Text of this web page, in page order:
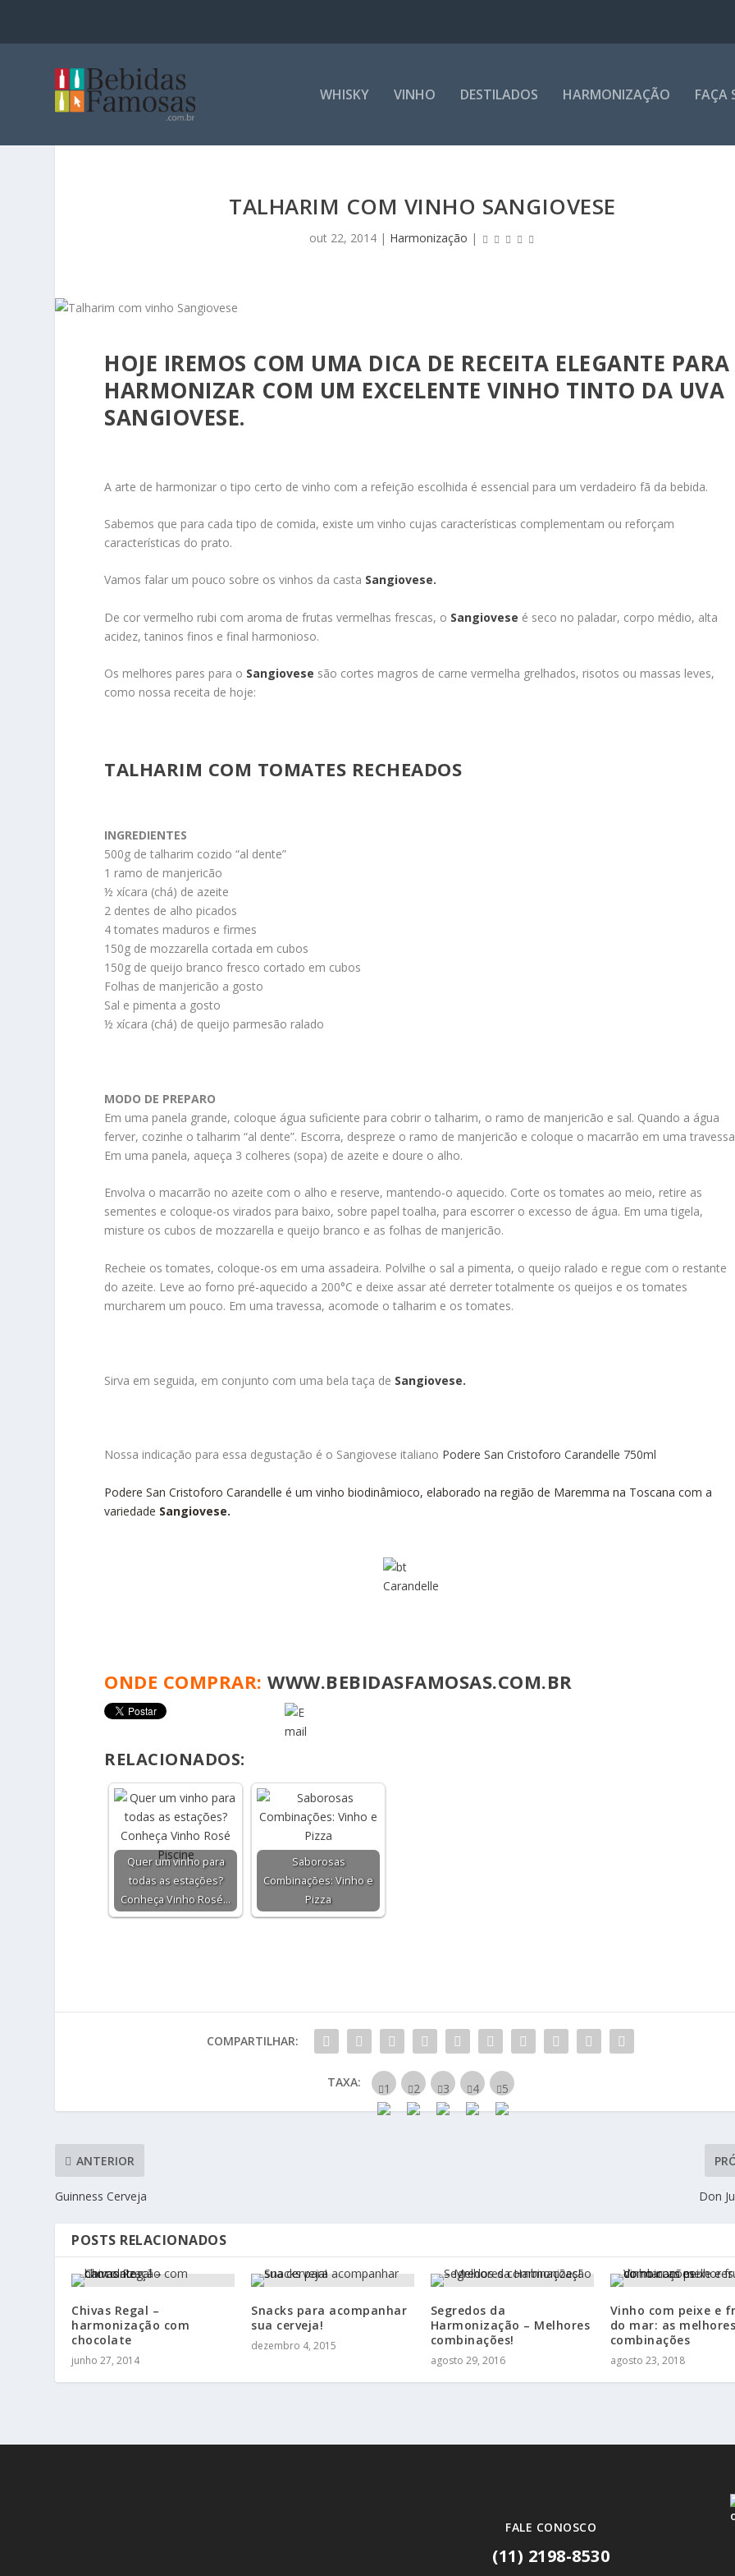
WHISKY VINHO DESTILADOS HARMONIZAÇÃO FAÇA
TALHARIM COM VINHO SANGIOVESE
out 22, 2014 | Harmonização |
HOJE IREMOS COM UMA DICA DE RECEITA ELEGANTE PARA
HARMONIZAR COM UM EXCELENTE VINHO TINTO DA UVA
SANGIOVESE.
A arte de harmonizar o tipo certo de vinho com a refeição escolhida é essencial para um verdadeiro fã da bebida.
Sabemos que para cada tipo de comida, existe um vinho cujas características complementam ou reforçam
características do prato.
Vamos falar um pouco sobre os vinhos da casta Sangiovese.
De cor vermelho rubi com aroma de frutas vermelhas frescas, o Sangiovese é seco no paladar, corpo médio, alta
acidez, taninos finos e final harmonioso.
Os melhores pares para o Sangiovese são cortes magros de carne vermelha grelhados, risotos ou massas leves,
como nossa receita de hoje:
TALHARIM COM TOMATES RECHEADOS
INGREDIENTES
500g de talharim cozido “al dente”
1 ramo de manjericão
½ xícara (chá) de azeite
2 dentes de alho picados
4 tomates maduros e firmes
150g de mozzarella cortada em cubos
150g de queijo branco fresco cortado em cubos
Folhas de manjericão a gosto
Sal e pimenta a gosto
½ xícara (chá) de queijo parmesão ralado
MODO DE PREPARO
Em uma panela grande, coloque água suficiente para cobrir o talharim, o ramo de manjericão e sal. Quando a água
ferver, cozinhe o talharim “al dente”. Escorra, despreze o ramo de manjericão e coloque o macarrão em uma
Em uma panela, aqueça 3 colheres (sopa) de azeite e doure o alho.
Envolva o macarrão no azeite com o alho e reserve, mantendo-o aquecido. Corte os tomates ao meio, retire as
sementes e coloque-os virados para baixo, sobre papel toalha, para escorrer o excesso de água. Em uma tigela,
misture os cubos de mozzarella e queijo branco e as folhas de manjericão.
Recheie os tomates, coloque-os em uma assadeira. Polvilhe o sal a pimenta, o queijo ralado e regue com o restante
do azeite. Leve ao forno pré-aquecido a 200°C e deixe assar até derreter totalmente os queijos e os tomates
murcharem um pouco. Em uma travessa, acomode o talharim e os tomates.
Sirva em seguida, em conjunto com uma bela taça de Sangiovese.
Nossa indicação para essa degustação é o Sangiovese italiano Podere San Cristoforo Carandelle 750ml
Podere San Cristoforo Carandelle é um vinho biodinâmioco, elaborado na região de Maremma na Toscana com a
variedade Sangiovese.
ONDE COMPRAR: WWW.BEBIDASFAMOSAS.COM.BR
RELACIONADOS:
Quer um vinho para
todas as estações?
Conheça Vinho Rosé…
Saborosas
Combinações: Vinho e
Pizza
COMPARTILHAR:
TAXA:
ANTERIOR
Guinness Cerveja Don
POSTS RELACIONADOS
Chivas Regal –
harmonização com
chocolate
junho 27, 2014
Snacks para acompanhar
sua cerveja!
dezembro 4, 2015
Segredos da
Harmonização – Melhores
combinações!
agosto 29, 2016
Vinho com peixe e
do mar: as
combinações
agosto 23, 2018
FALE CONOSCO
(11) 2198-8530